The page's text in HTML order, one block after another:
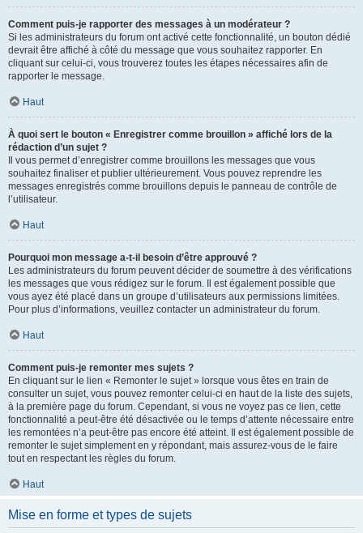
Comment puis-je rapporter des messages à un modérateur ?
Si les administrateurs du forum ont activé cette fonctionnalité, un bouton dédié
devrait être affiché à côté du message que vous souhaitez rapporter. En
cliquant sur celui-ci, vous trouverez toutes les étapes nécessaires afin de
rapporter le message.
Haut
À quoi sert le bouton « Enregistrer comme brouillon » affiché lors de la
rédaction d’un sujet ?
Il vous permet d’enregistrer comme brouillons les messages que vous
souhaitez finaliser et publier ultérieurement. Vous pouvez reprendre les
messages enregistrés comme brouillons depuis le panneau de contrôle de
l’utilisateur.
Haut
Pourquoi mon message a-t-il besoin d’être approuvé ?
Les administrateurs du forum peuvent décider de soumettre à des vérifications
les messages que vous rédigez sur le forum. Il est également possible que
vous ayez été placé dans un groupe d’utilisateurs aux permissions limitées.
Pour plus d’informations, veuillez contacter un administrateur du forum.
Haut
Comment puis-je remonter mes sujets ?
En cliquant sur le lien « Remonter le sujet » lorsque vous êtes en train de
consulter un sujet, vous pouvez remonter celui-ci en haut de la liste des sujets,
à la première page du forum. Cependant, si vous ne voyez pas ce lien, cette
fonctionnalité a peut-être été désactivée ou le temps d’attente nécessaire entre
les remontées n’a peut-être pas encore été atteint. Il est également possible de
remonter le sujet simplement en y répondant, mais assurez-vous de le faire
tout en respectant les règles du forum.
Haut
Mise en forme et types de sujets